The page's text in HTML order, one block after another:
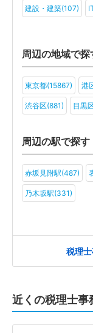
建設・建築(107)
旅行・ホテル(84)
ファンド(49) 社
学校法人(41) 一
周辺の地域で探
東京都(15867) 港
渋谷区(881) 目黒
周辺の駅で探す
赤坂見附駅(487)
乃木坂駅(331)
税理
近くの税理士事